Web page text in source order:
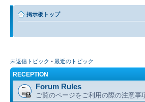
掲示板トップ
未返信トピック • 最近のトピック
RECEPTION
Forum Rules
ご覧のページをご利用の際の注意